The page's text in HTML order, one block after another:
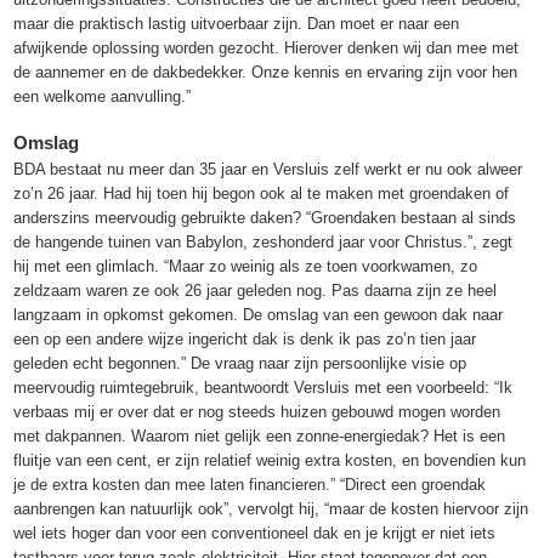
maar die praktisch lastig uitvoerbaar zijn. Dan moet er naar een
afwijkende oplossing worden gezocht. Hierover denken wij dan mee met
de aannemer en de dakbedekker. Onze kennis en ervaring zijn voor hen
een welkome aanvulling.”
Omslag
BDA bestaat nu meer dan 35 jaar en Versluis zelf werkt er nu ook alweer
zo’n 26 jaar. Had hij toen hij begon ook al te maken met groendaken of
anderszins meervoudig gebruikte daken? “Groendaken bestaan al sinds
de hangende tuinen van Babylon, zeshonderd jaar voor Christus.”, zegt
hij met een glimlach. “Maar zo weinig als ze toen voorkwamen, zo
zeldzaam waren ze ook 26 jaar geleden nog. Pas daarna zijn ze heel
langzaam in opkomst gekomen. De omslag van een gewoon dak naar
een op een andere wijze ingericht dak is denk ik pas zo’n tien jaar
geleden echt begonnen.” De vraag naar zijn persoonlijke visie op
meervoudig ruimtegebruik, beantwoordt Versluis met een voorbeeld: “Ik
verbaas mij er over dat er nog steeds huizen gebouwd mogen worden
met dakpannen. Waarom niet gelijk een zonne-energiedak? Het is een
fluitje van een cent, er zijn relatief weinig extra kosten, en bovendien kun
je de extra kosten dan mee laten financieren.” “Direct een groendak
aanbrengen kan natuurlijk ook”, vervolgt hij, “maar de kosten hiervoor zijn
wel iets hoger dan voor een conventioneel dak en je krijgt er niet iets